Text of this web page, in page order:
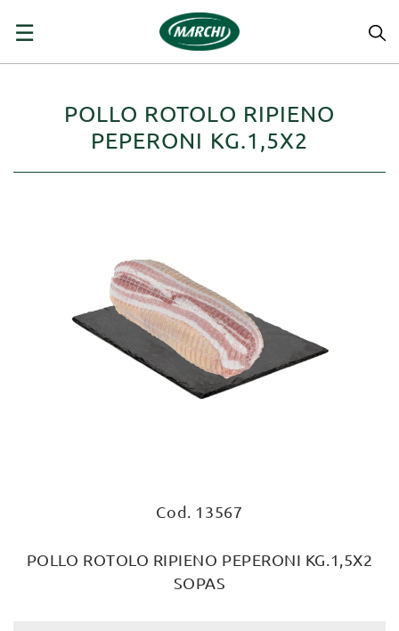
navigazione
☰
POLLO ROTOLO RIPIENO
PEPERONI KG.1,5X2
Cod. 13567
POLLO ROTOLO RIPIENO PEPERONI KG.1,5X2
SOPAS